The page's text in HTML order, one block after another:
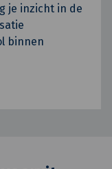
je inzicht in de
binnen